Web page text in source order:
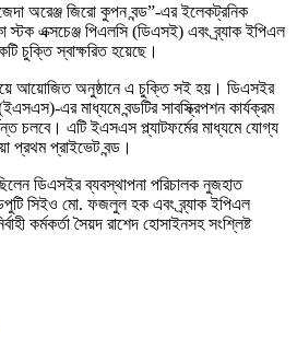
অরেঞ্জ জিরো কুপন বন্ড”-এর ইলেকট্রনিক
স্টক এক্সচেঞ্জ পিএলসি (ডিএসই) এবং ব্র্যাক ইপিএল
চুক্তি স্বাক্ষরিত হয়েছে।
আয়োজিত অনুষ্ঠানে এ চুক্তি সই হয়। ডিএসইর
এর মাধ্যমে বন্ডটির সাবস্ক্রিপশন কার্যক্রম
চলবে। এটি ইএসএস প্ল্যাটফর্মের মাধ্যমে যোগ্য
প্রথম প্রাইভেট বন্ড।
ডিএসইর ব্যবস্থাপনা পরিচালক নুজহাত
সিইও মো. ফজলুল হক এবং ব্র্যাক ইপিএল
কর্মকর্তা সৈয়দ রাশেদ হোসাইনসহ সংশ্লিষ্ট